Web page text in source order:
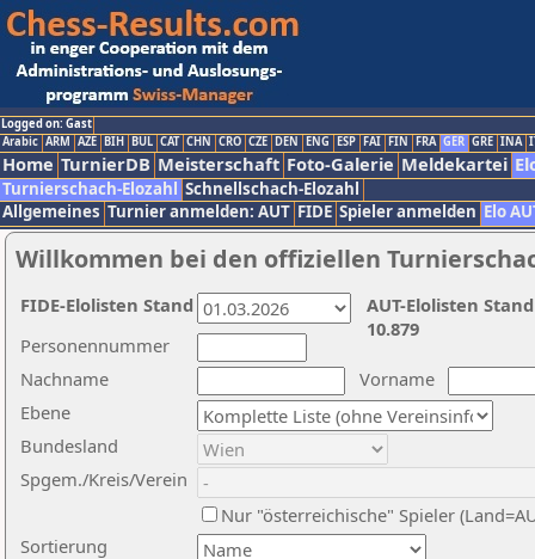
Logged on: Gast
Arabic ARM AZE BIH BUL CAT CHN CRO CZE DEN ENG ESP FAI FIN FRA GER GRE INA
Home TurnierDB Meisterschaft Foto-Galerie Meldekartei
Turnierschach-Elozahl Schnellschach-Elozahl
Allgemeines Turnier anmelden: AUT FIDE Spieler anmelden Elo
Willkommen bei den offiziellen
Nachname
Vorname
Ebene
Sortierung
Personennummer
Bundesland
Spgem./Kreis/Verein
Nur "österreichische" Spieler
AUT-Elolisten
10.879
FIDE-Elolisten Stand